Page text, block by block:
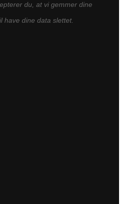
du, at vi gemmer dine
have dine data slettet.